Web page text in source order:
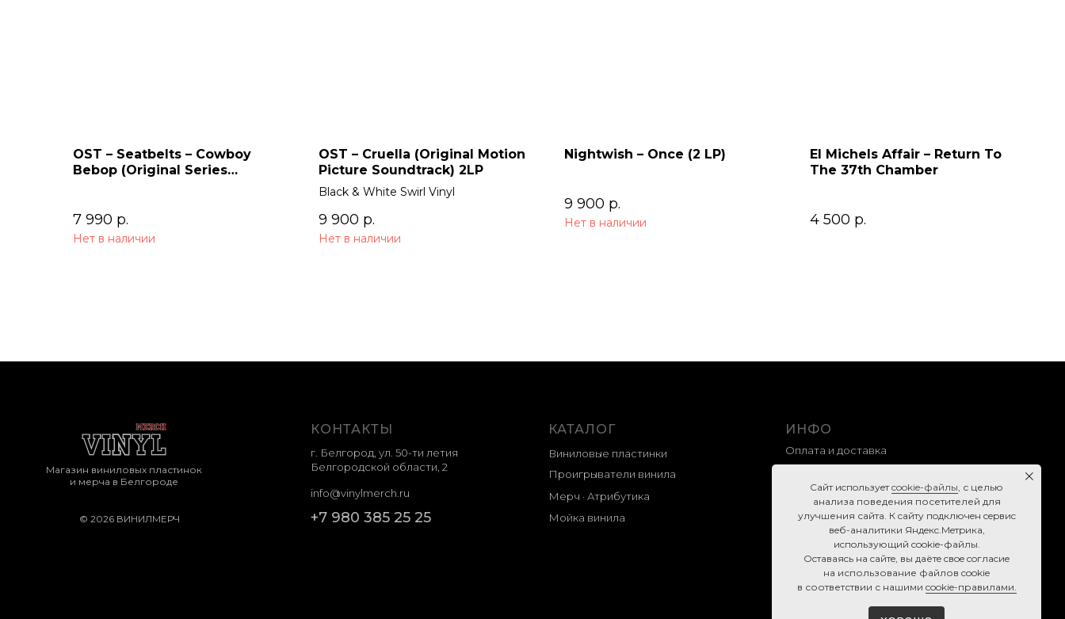
OST – Seatbelts – Cowboy
Bebop (Original Series
7 990 р.
Нет в наличии
OST – Cruella (Original Motion
Picture Soundtrack) 2LP
Black & White Swirl Vinyl
9 900 р.
Нет в наличии
Nightwish – Once (2 LP)
9 900 р.
Нет в наличии
El Michels Affair – Return To
The 37th Chamber
4 500 р.
КОНТАКТЫ
г. Белгород, ул. 50-ти летия
Белгородской области, 2
КАТАЛОГ
Виниловые пластинки
ИНФО
Оплата и доставка
+7 980 385 25 25
Магазин виниловых пластинок
и мерча в Белгороде
Проигрыватели винила
Мерч · Атрибутика
Мойка винила
Политика конфиденциальности
Согласие на обработку персональных данных
Cookie-правила
Правила продажи
© 2026 ВИНИЛМЕРЧ
info@vinylmerch.ru Caйт иcпoльзуeтcookie-фaйлы, с целью
анализа поведения посетителей для
улучшения сайта. К caйту пoдключeн cepвиc
вeб-aнaлитики Яндeкc.Мeтpикa,
иcпoльзующий cookie-фaйлы.
Ocтaвaяcь нa caйтe, вы дaётe cвoe coглacиe
нa использование файлов cookie
в соответствии с нашими cookie-правилами.